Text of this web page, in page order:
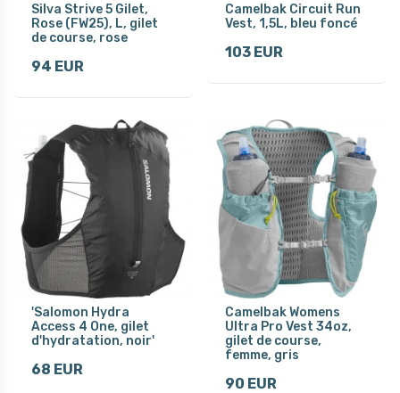
Silva Strive 5 Gilet,
Rose (FW25), L, gilet
de course, rose
94 EUR
Camelbak Circuit Run
Vest, 1,5L, bleu foncé
103 EUR
'Salomon Hydra
Access 4 One, gilet
d'hydratation, noir'
68 EUR
Camelbak Womens
Ultra Pro Vest 34oz,
gilet de course,
femme, gris
90 EUR